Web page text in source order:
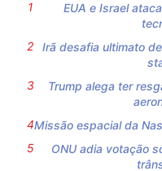
EUA e Israel
Irã desafia ultimato
Trump alega ter
Missão espacial da
ONU adia votação